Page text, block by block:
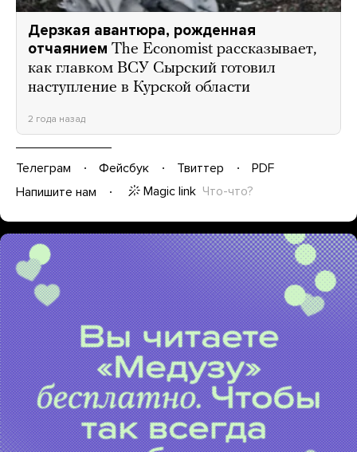
Дерзкая авантюра, рожденная
отчаянием The Economist рассказывает,
как главком ВСУ Сырский готовил
наступление в Курской области
2 года назад
Телеграм Фейсбук Твиттер
PDF
Напишите нам
Magic link Что-что?